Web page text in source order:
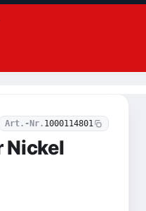
Art.-Nr. 1000114801
Nickel
In den Warenkorb